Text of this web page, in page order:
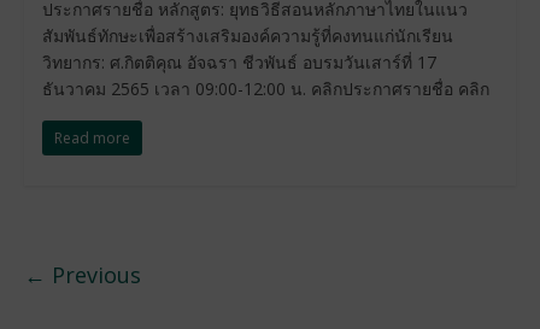
ประกาศรายชื่อ หลักสูตร: ยุทธวิธีสอนหลักภาษาไทยในแนว
สัมพันธ์ทักษะเพื่อสร้างเสริมองค์ความรู้ที่คงทนแก่นักเรียน
วิทยากร: ศ.กิตติคุณ อัจฉรา ชีวพันธ์ อบรมวันเสาร์ที่ 17
ธันวาคม 2565 เวลา 09:00-12:00 น. คลิกประกาศรายชื่อ คลิก
Read more
← Previous